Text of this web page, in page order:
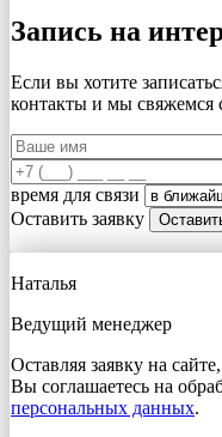
Запись на
Если вы хотите
контакты и мы свяжемся
время для связи
Оставить заявку
Наталья
Ведущий менеджер
Оставляя заявку на сайте,
Вы соглашаетесь на
персональных данных.